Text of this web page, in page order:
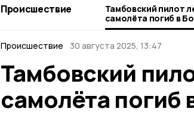
Происшествие
Тамбовский пилот
самолёта погиб в
Происшествие 30 августа 2025, 13:47
Тамбовский
самолёта погиб